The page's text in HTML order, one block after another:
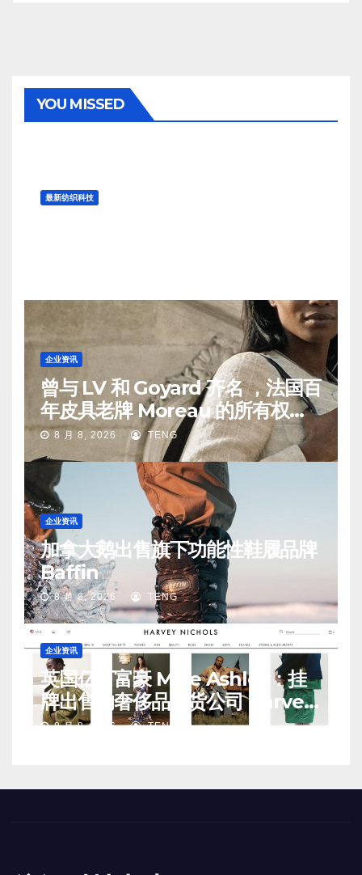
YOU MISSED
最新纺织科技
企业资讯
曾与 LV 和 Goyard 齐名 ，法国百
年皮具老牌 Moreau 的所有权易
手8 月 8, 2026 TENG
企业资讯
加拿大鹅出售旗下功能性鞋履品牌
Baffin
8 月 8, 2026 TENG
企业资讯
英国亿万富豪 Mike Ashley：挂
牌出售的奢侈品百货公司 Harvey
Nichols 正陷入“死亡螺旋”
8 月 8, 2026 TENG